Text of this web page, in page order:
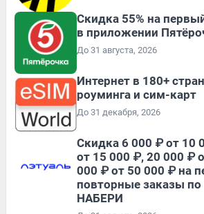
Скидка 55% на
в приложении
До 31 августа, 2026
Интернет в 180+
роуминга и сим-карт
До 31 декабря, 2026
Скидка 6 000 ₽ от 10
от 15 000 ₽, 20 000 ₽
000 ₽ от 50 000 ₽ на
повторные заказы
НАБЕРИ